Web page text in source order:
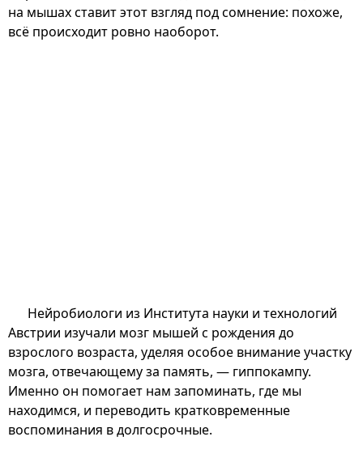
на мышах ставит этот взгляд под сомнение: похоже,
всё происходит ровно наоборот.
Нейробиологи из Института науки и технологий
Австрии изучали мозг мышей с рождения до
взрослого возраста, уделяя особое внимание участку
мозга, отвечающему за память, — гиппокампу.
Именно он помогает нам запоминать, где мы
находимся, и переводить кратковременные
воспоминания в долгосрочные.